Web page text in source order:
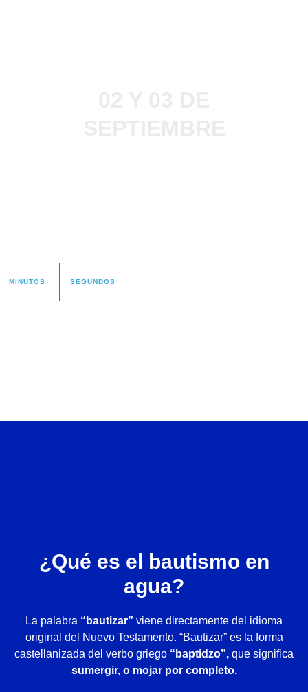
MINUTOS SEGUNDOS
¿Qué es el bautismo en
agua?
La palabra “bautizar” viene directamente del idioma
original del Nuevo Testamento. “Bautizar” es la forma
castellanizada del verbo griego “baptidzo”, que significa
sumergir, o mojar por completo.